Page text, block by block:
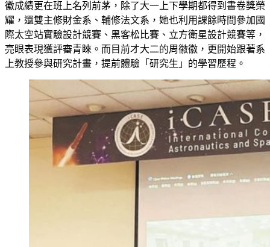
徽成績更在班上名列前茅，除了大一上下學期都得到書卷獎榮
耀，還雙主修財金系、輔修法文系，她也利用課餘時間參加國
際太空站實驗設計競賽、黑客松比賽、立方衛星設計競賽等，
亮眼表現獲評審青睞。而目前才大二的周徽徽，更開始跟著系
上教授參與研究計畫，提前體驗「研究生」的學習歷程。